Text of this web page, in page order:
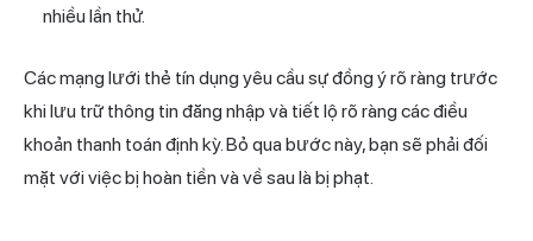
nhiều lần thử.
Các mạng lưới thẻ tín dụng yêu cầu sự đồng ý rõ ràng trước
khi lưu trữ thông tin đăng nhập và tiết lộ rõ ràng các điều
khoản thanh toán định kỳ. Bỏ qua bước này, bạn sẽ phải đối
mặt với việc bị hoàn tiền và về sau là bị phạt.